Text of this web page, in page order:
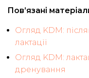
Пов’язані
Огляд KDM:
лактації
Огляд KDM:
дренування